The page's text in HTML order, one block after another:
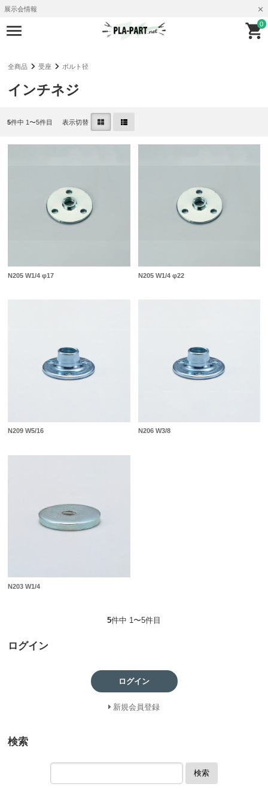
展示会情報
0
全商品 受座 ボルト径
インチネジ
5件中 1〜5件目 表示切替
N205 W1/4 φ17 N205 W1/4 φ22
N209 W5/16 N206 W3/8
N203 W1/4
5件中 1〜5件目
ログイン
ログイン
新規会員登録
検索
検索